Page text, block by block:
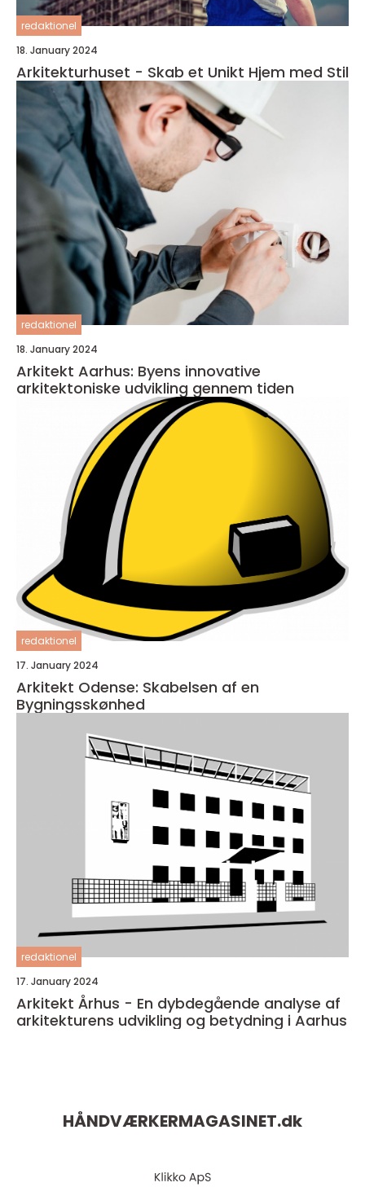
redaktionel
18. January 2024
Arkitekturhuset - Skab et Unikt Hjem med Stil
redaktionel
18. January 2024
Arkitekt Aarhus: Byens innovative
arkitektoniske udvikling gennem tiden
redaktionel
17. January 2024
Arkitekt Odense: Skabelsen af en
Bygningsskønhed
redaktionel
17. January 2024
Arkitekt Århus - En dybdegående analyse af
arkitekturens udvikling og betydning i Aarhus
HÅNDVÆRKERMAGASINET.dk